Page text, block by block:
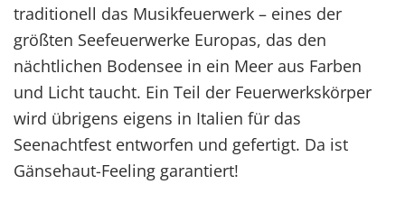
traditionell das Musikfeuerwerk – eines der
größten Seefeuerwerke Europas, das den
nächtlichen Bodensee in ein Meer aus Farben
und Licht taucht. Ein Teil der Feuerwerkskörper
wird übrigens eigens in Italien für das
Seenachtfest entworfen und gefertigt. Da ist
Gänsehaut-Feeling garantiert!